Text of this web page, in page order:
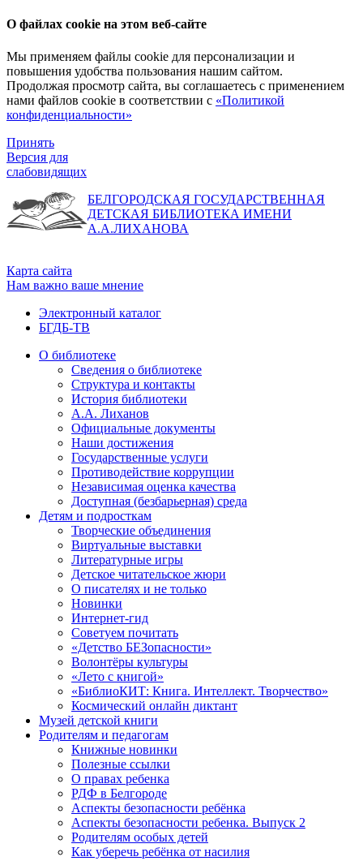
О файлах cookie на этом веб-сайте
Мы применяем файлы cookie для персонализации и
повышения удобства пользования нашим сайтом.
Продолжая просмотр сайта, вы соглашаетесь с применением
нами файлов cookie в соответствии с «Политикой
конфиденциальности»
Принять
Версия для
слабовидящих
БЕЛГОРОДСКАЯ ГОСУДАРСТВЕННАЯ
ДЕТСКАЯ БИБЛИОТЕКА ИМЕНИ
А.А.ЛИХАНОВА
Карта сайта
Нам важно ваше мнение
Электронный каталог
БГДБ-ТВ
О библиотеке
Сведения о библиотеке
Структура и контакты
История библиотеки
А.А. Лиханов
Официальные документы
Наши достижения
Государственные услуги
Противодействие коррупции
Независимая оценка качества
Доступная (безбарьерная) среда
Детям и подросткам
Творческие объединения
Виртуальные выставки
Литературные игры
Детское читательское жюри
О писателях и не только
Новинки
Интернет-гид
Советуем почитать
«Детство БЕЗопасности»
Волонтёры культуры
«Лето с книгой»
«БиблиоКИТ: Книга. Интеллект. Творчество»
Космический онлайн диктант
Музей детской книги
Родителям и педагогам
Книжные новинки
Полезные ссылки
О правах ребенка
РДФ в Белгороде
Аспекты безопасности ребёнка
Аспекты безопасности ребенка. Выпуск 2
Родителям особых детей
Как уберечь ребёнка от насилия